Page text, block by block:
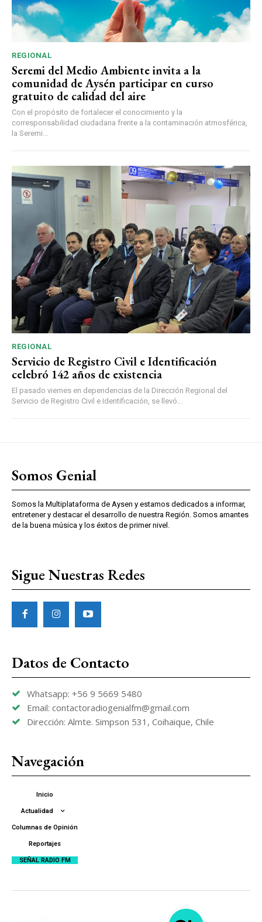
REGIONAL
Seremi del Medio Ambiente invita a la
comunidad de Aysén participar en curso
gratuito de calidad del aire
Con el propósito de fortalecer el conocimiento y la
corresponsabilidad ciudadana frente a la contaminación atmosférica,
la Seremi...
REGIONAL
Servicio de Registro Civil e Identificación
celebró 142 años de existencia
El pasado viernes en dependencias de la Dirección Regional del
Servicio de Registro Civil e Identificación, se llevó...
Somos Genial
Somos la Multiplataforma de Aysen y estamos dedicados a informar,
entretener y destacar el desarrollo de nuestra Región. Somos amantes
de la buena música y los éxitos de primer nivel.
Sigue Nuestras Redes
Datos de Contacto
Whatsapp: +56 9 5669 5480
Email: contactoradiogenialfm@gmail.com
Dirección: Almte. Simpson 531, Coihaique, Chile
Navegación
Inicio
Actualidad
Columnas de Opinión
Reportajes
SEÑAL RADIO FM